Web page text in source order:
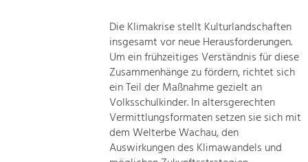
Die Klimakrise stellt Kulturlandschaften
insgesamt vor neue Herausforderungen.
Um ein frühzeitiges Verständnis für diese
Zusammenhänge zu fördern, richtet sich
ein Teil der Maßnahme gezielt an
Volksschulkinder. In altersgerechten
Vermittlungsformaten setzen sie sich mit
dem Welterbe Wachau, den
Auswirkungen des Klimawandels und